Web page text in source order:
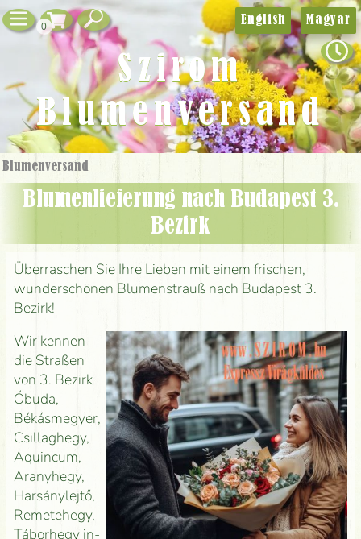
0
Blumenversand
Blumenlieferung nach Budapest 3.
Bezirk
Überraschen Sie Ihre Lieben mit einem frischen,
wunderschönen Blumenstrauß nach Budapest 3.
Bezirk!
Wir kennen
die Straßen
von 3. Bezirk
Óbuda,
Békásmegyer,
Csillaghegy,
Aquincum,
Aranyhegy,
Harsánylejtő,
Remetehegy,
Táborhegy in-
English Magyar
Szirom
Blumenversand